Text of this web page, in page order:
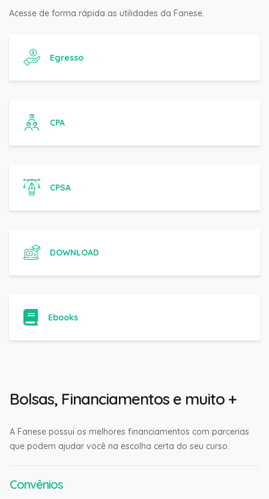
Acesse de forma rápida as utilidades da Fanese.
Egresso
CPA
CPSA
DOWNLOAD
Ebooks
Bolsas, Financiamentos e muito +
A Fanese possui os melhores financiamentos com parcerias
que podem ajudar você na escolha certa do seu curso.
Convênios